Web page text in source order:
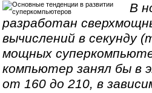
В
разработан
вычислений в секунду
мощных
компьютер занял бы в
от 160 до 210, в